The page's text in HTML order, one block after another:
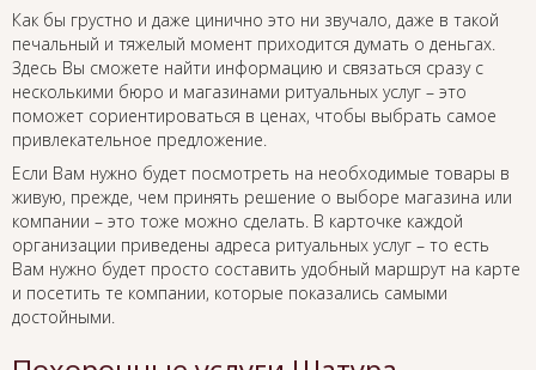
Как бы грустно и даже цинично это ни звучало, даже в такой
печальный и тяжелый момент приходится думать о деньгах.
Здесь Вы сможете найти информацию и связаться сразу с
несколькими бюро и магазинами ритуальных услуг – это
поможет сориентироваться в ценах, чтобы выбрать самое
привлекательное предложение.
Если Вам нужно будет посмотреть на необходимые товары в
живую, прежде, чем принять решение о выборе магазина или
компании – это тоже можно сделать. В карточке каждой
организации приведены адреса ритуальных услуг – то есть
Вам нужно будет просто составить удобный маршрут на карте
и посетить те компании, которые показались самыми
достойными.